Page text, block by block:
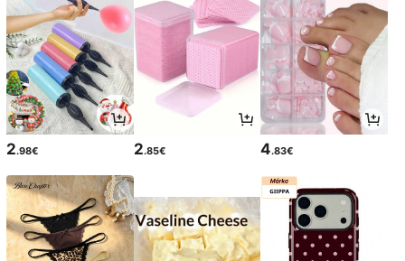
2.98€ 2.85€ 4.83€